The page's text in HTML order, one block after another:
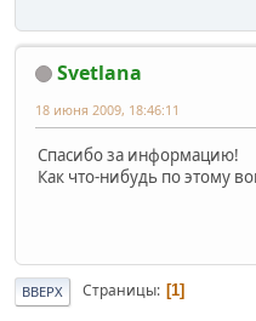
Svetlana
18 июня 2009, 18:46:11
Спасибо за информацию!
Как что-нибудь по этому
ВВЕРХ Страницы 1